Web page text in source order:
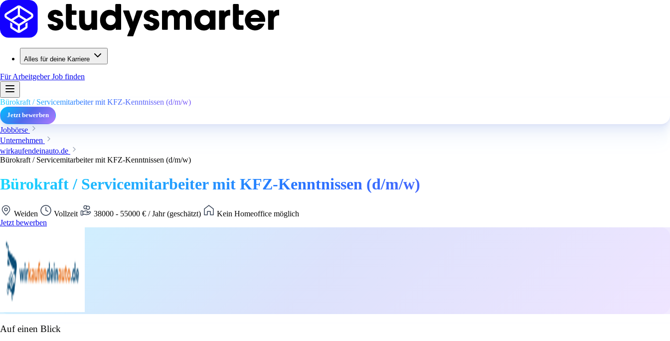
Alles für deine Karriere
Für ArbeitgeberJob finden
Bürokraft / Servicemitarbeiter mit KFZ-Kenntnissen (d/m/w)
Jetzt bewerben
Jobbörse
Unternehmen
wirkaufendeinauto.de
Bürokraft / Servicemitarbeiter mit KFZ-Kenntnissen (d/m/w)
Bürokraft / Servicemitarbeiter mit KFZ-Kenntnissen (d/m/w)
Weiden Vollzeit 38000 - 55000 € / Jahr (geschätzt)
Kein Homeoffice möglich
Jetzt bewerben
Auf einen Blick